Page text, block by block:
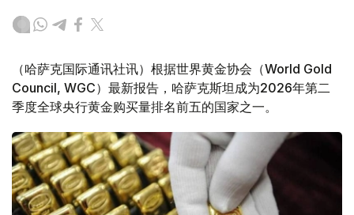
（哈萨克国际通讯社讯）根据世界黄金协会（World Gold
Council, WGC）最新报告，哈萨克斯坦成为2026年第二
季度全球央行黄金购买量排名前五的国家之一。